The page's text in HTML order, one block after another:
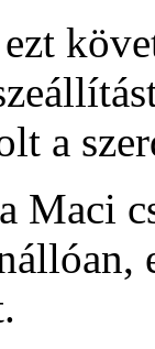
a
Maci